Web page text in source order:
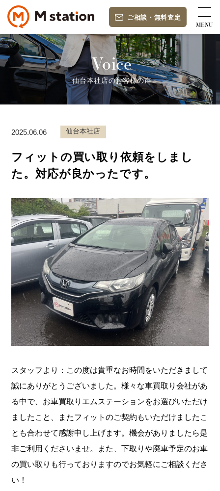
ご相談 ・ 無料査定
Voice
仙台本社店のお客様の声
2025.06.06 仙台本社店
フィットの買い取り依頼をしまし
た。対応が良かったです。
スタッフより：この度は貴重なお時間をいただきまして
誠にありがとうございました。様々な車買取り会社があ
る中で、お車買取りエムステーションをお選びいただけ
ましたこと、またフィットのご契約もいただけましたこ
とも合わせて感謝申し上げます。機会がありましたら是
非ご利用くださいませ。また、下取りや廃車予定のお車
の買い取りも行っておりますのでお気軽にご相談くださ
い！